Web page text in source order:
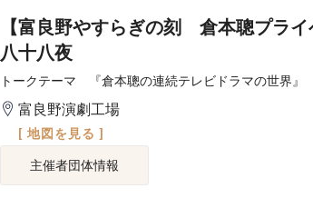
【富良野やすらぎの刻 倉本聰プラ
八十八夜
トークテーマ 『倉本聰の連続テレビドラマの世界』
富良野演劇工場
[ 地図を見る ]
主催者団体情報